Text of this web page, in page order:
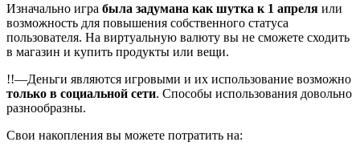
Изначально игра была задумана как шутка к 1 апреля или
возможность для повышения собственного статуса
пользователя. На виртуальную валюту вы не сможете сходить
в магазин и купить продукты или вещи.
!!—Деньги являются игровыми и их использование возможно
только в социальной сети. Способы использования довольно
разнообразны.
Свои накопления вы можете потратить на: